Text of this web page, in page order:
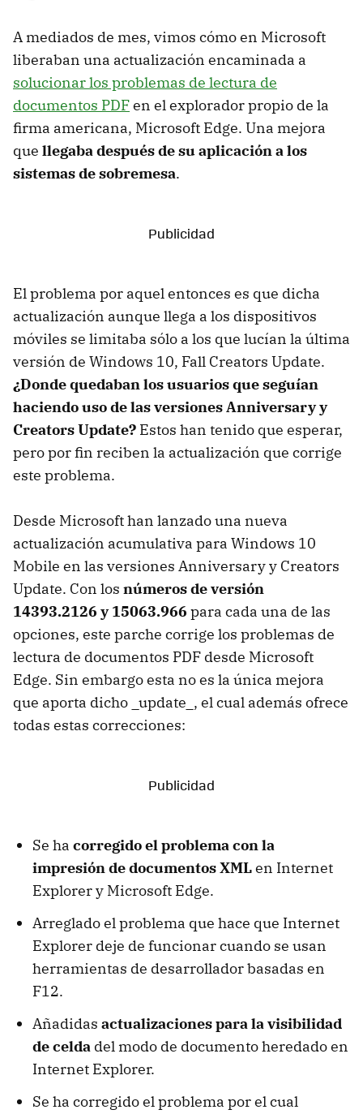
A mediados de mes, vimos cómo en Microsoft
liberaban una actualización encaminada a
solucionar los problemas de lectura de
documentos PDFen el explorador propio de la
firma americana, Microsoft Edge. Una mejora
que llegaba después de su aplicación a los
sistemas de sobremesa.
El problema por aquel entonces es que dicha
actualización aunque llega a los dispositivos
móviles se limitaba sólo a los que lucían la última
versión de Windows 10, Fall Creators Update.
¿Donde quedaban los usuarios que seguían
haciendo uso de las versiones Anniversary y
Creators Update? Estos han tenido que esperar,
pero por fin reciben la actualización que corrige
este problema.
Desde Microsoft han lanzado una nueva
actualización acumulativa para Windows 10
Mobile en las versiones Anniversary y Creators
Update. Con los números de versión
14393.2126 y 15063.966 para cada una de las
opciones, este parche corrige los problemas de
lectura de documentos PDF desde Microsoft
Edge. Sin embargo esta no es la única mejora
que aporta dicho _update_, el cual además ofrece
todas estas correcciones:
Se ha corregido el problema con la
impresión de documentos XMLen Internet
Explorer y Microsoft Edge.
Arreglado el problema que hace que Internet
Explorer deje de funcionar cuando se usan
herramientas de desarrollador basadas en
F12.
Añadidas actualizaciones para la visibilidad
de celda del modo de documento heredado en
Internet Explorer.
Se ha corregido el problema por el cual